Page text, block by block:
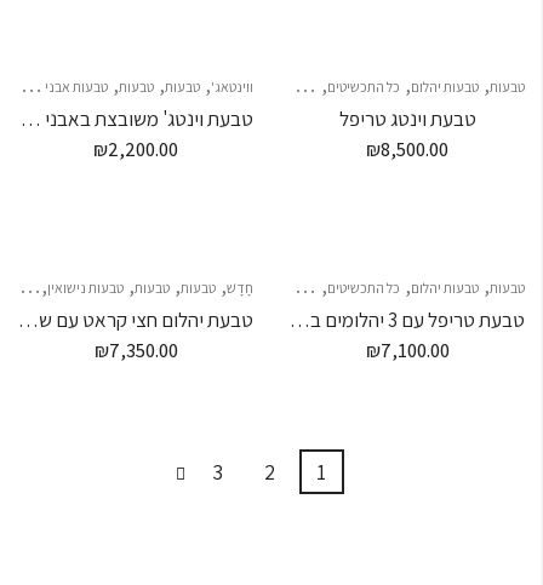
טבעות, טבעות יהלום, כל התכשיטים, צמידי יהלומים,צמידים,צמידים,צמידים
טבעת וינטג טריפל
₪8,500.00
ווינטאג', טבעות, טבעות, טבעות אבני חן ,
טבעת וינטג' משובצת באבני חן ספיר
₪2,200.00
טבעות, טבעות יהלום, כל התכשיטים, צמידי יהלומים,צמידים, צמידים,צמידים
טבעת טריפל עם 3 יהלומים בעיצוב מיוחד יהלום מרכזי 30נקודות
₪7,100.00
חָדָשׁ, טבעות, טבעות, טבעות נישואין,
טבעת יהלום חצי קראט עם שיבוץ סביב היהלום ועל הזרועות – "SATURN"
₪7,350.00
1
2
3